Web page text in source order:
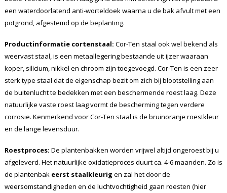
een waterdoorlatend anti-worteldoek waarna u de bak afvult met een
potgrond, afgestemd op de beplanting.
Productinformatie cortenstaal: Cor-Ten staal ook wel bekend als
weervast staal, is een metaallegering bestaande uit ijzer waaraan
koper, silicium, nikkel en chroom zijn toegevoegd. Cor-Ten is een zeer
sterk type staal dat de eigenschap bezit om zich bij blootstelling aan
de buitenlucht te bedekken met een beschermende roest laag. Deze
natuurlijke vaste roest laag vormt de bescherming tegen verdere
corrosie. Kenmerkend voor Cor-Ten staal is de bruinoranje roestkleur
en de lange levensduur.
Roestproces: De plantenbakken worden vrijwel altijd ongeroest bij u
afgeleverd. Het natuurlijke oxidatieproces duurt ca. 4-6 maanden. Zo is
de plantenbak eerst staalkleurig en zal het door de
weersomstandigheden en de luchtvochtigheid gaan roesten (hier